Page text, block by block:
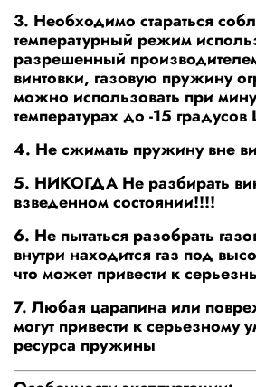
3. Необходимо стараться
температурный режим
разрешенный
винтовки, газовую пружину
можно использовать при
температурах до -15
4. Не сжимать пружину вне
5. НИКОГДА Не разбирать
взведенном состоянии!!!!
6. Не пытаться разобрать
внутри находится газ под
что может привести к
7. Любая царапина или
могут привести к
ресурса пружины